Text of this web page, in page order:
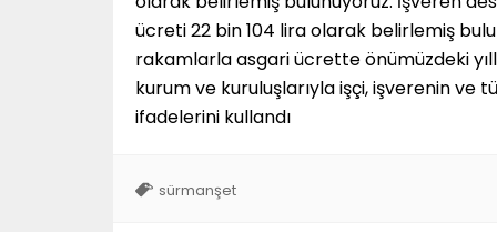
ücreti 22 bin 104 lira olarak belirlemiş
rakamlarla asgari ücrette önümüzdeki
kurum ve kuruluşlarıyla işçi, işverenin ve
ifadelerini kullandı
sürmanşet